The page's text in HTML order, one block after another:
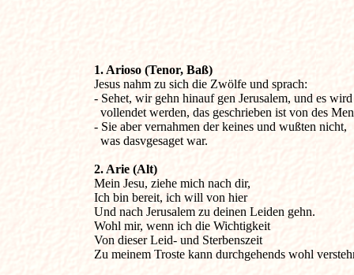
Jesus nahm zu sich die Zwölfe und sprach:
- Sehet, wir gehn hinauf gen Jerusalem, und es
vollendet werden, das geschrieben ist von des
- Sie aber vernahmen der keines und wußten nicht,
2. Arie (Alt)
Mein Jesu, ziehe mich nach dir,
Ich bin bereit, ich will von hier
Und nach Jerusalem zu deinen Leiden gehn.
Wohl mir, wenn ich die Wichtigkeit
Von dieser Leid- und Sterbenszeit